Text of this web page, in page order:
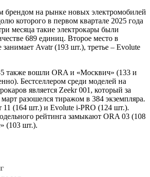
на рынке новых электромобилей
которого в первом квартале 2025 года
месяца такие электрокары были
689 единиц. Второе место в
Avatr (193 шт.), третье – Evolute
также вошли ORA и «Москвич» (133 и
Бестселлером среди моделей на
является Zeekr 001, который за
разошелся тиражом в 384 экземпляра.
11 (164 шт.) и Evolute i-PRO (124 шт.).
рейтинга замыкают ORA 03 (108
(103 шт.).